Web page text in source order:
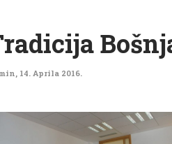
, 14. Aprila 2016.